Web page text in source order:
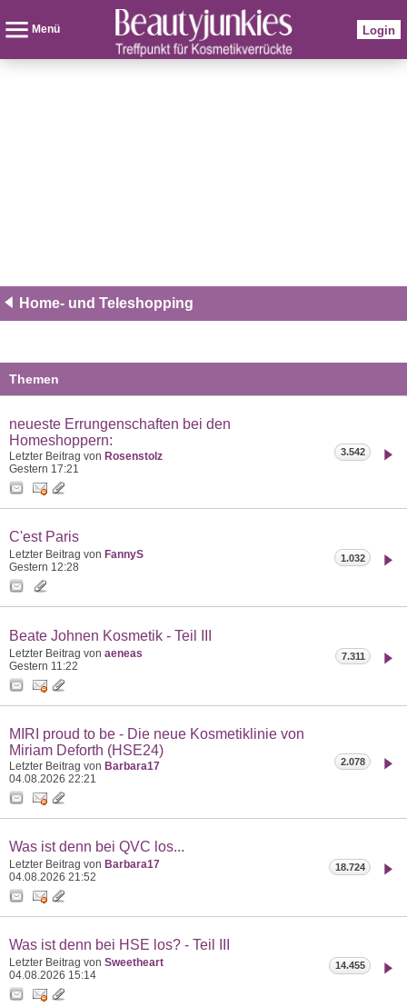
Menü Login
Home- und Teleshopping
Themen
neueste Errungenschaften bei den
Homeshoppern:
Letzter Beitrag von Rosenstolz
Gestern 17:21
3.542
C'est Paris
Letzter Beitrag von FannyS
Gestern 12:28
1.032
Beate Johnen Kosmetik - Teil III
Letzter Beitrag von aeneas
Gestern 11:22
7.311
MIRI proud to be - Die neue Kosmetiklinie von
Miriam Deforth (HSE24)
Letzter Beitrag von Barbara17
04.08.2026 22:21
2.078
Was ist denn bei QVC los...
Letzter Beitrag von Barbara17
04.08.2026 21:52
18.724
Was ist denn bei HSE los? - Teil III
Letzter Beitrag von Sweetheart
04.08.2026 15:14
14.455